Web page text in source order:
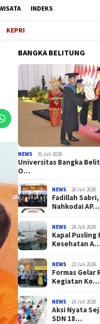
INDEKS
KEPRI
BANGKA BELITUNG
NEWS 31 Juli 2026
Universitas Bangka
O…
NEWS 26 Juli 2026
Fadillah
Nahkodai AP…
NEWS 24 Juli 2026
Kapal Pusling
Kesehatan
NEWS 22 Juli 2026
Formas Gelar
Kegiatan Ko…
NEWS 16 Juli 2026
Aksi Nyata
SDN 18…